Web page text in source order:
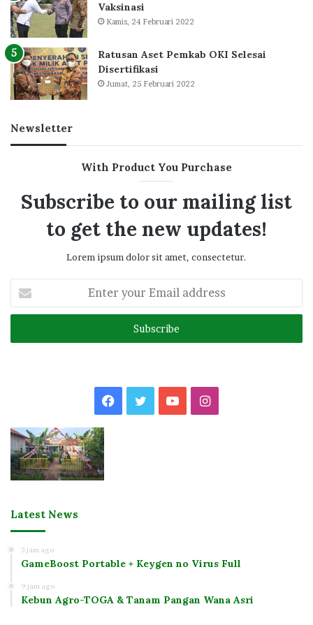
Vaksinasi
Kamis, 24 Februari 2022
Ratusan Aset Pemkab OKI Selesai
Disertifikasi
Jumat, 25 Februari 2022
Newsletter
With Product You Purchase
Subscribe to our mailing list
to get the new updates!
Lorem ipsum dolor sit amet, consectetur.
your
Email
Facebook
TwitterYouTubeInstagram
Latest News
3 jam ago
GameBoost Portable + Keygen no Virus Full
9 jam ago
Kebun Agro-TOGA & Tanam Pangan Wana Asri